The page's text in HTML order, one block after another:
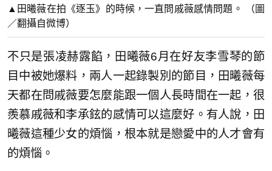
▲田曦薇在拍《逐玉》的時候，一直問戚薇感情問題。 （圖
／翻攝自微博）
不只是張凌赫露餡，田曦薇6月在好友李雪琴的節
目中被她爆料，兩人一起錄製別的節目，田曦薇每
天都在問戚薇要怎麼能跟一個人長時間在一起，很
羨慕戚薇和李承鉉的感情可以這麼好。有人說，田
曦薇這種少女的煩惱，根本就是戀愛中的人才會有
的煩惱。